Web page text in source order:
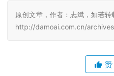
原创文章，作者：志斌，如若转
http://damoai.com.cn/
赞